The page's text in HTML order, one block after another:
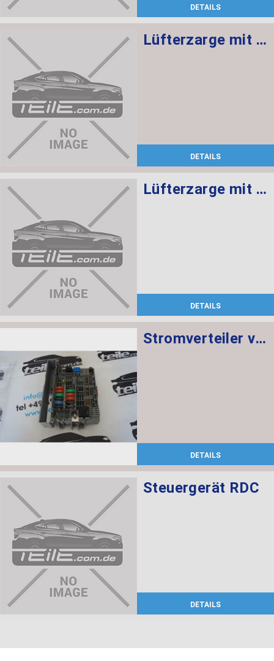
DETAILS
Lüfterzarge mit Lüfter 600W
DETAILS
Lüfterzarge mit Lüfter 600W
DETAILS
Stromverteiler vorne
DETAILS
Steuergerät RDC
DETAILS